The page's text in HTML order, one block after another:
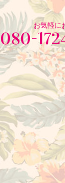
お気軽に
080-